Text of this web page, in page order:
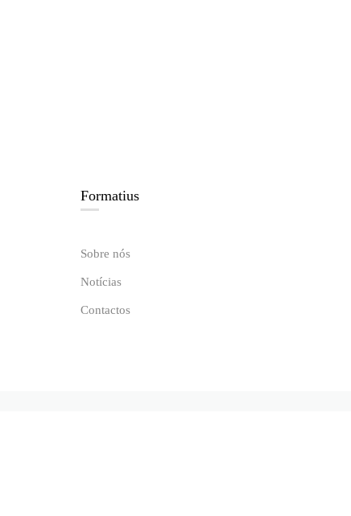
Formatius
Sobre nós
Notícias
Contactos